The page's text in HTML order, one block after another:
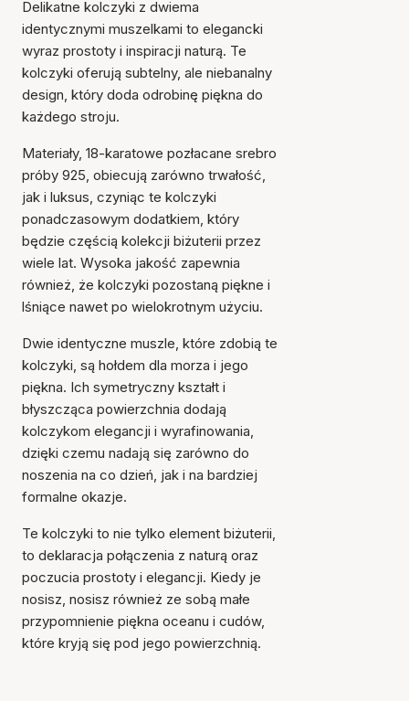
Przedmiot został dodany
do koszyka
Delikatne kolczyki z dwiema
identycznymi muszelkami to elegancki
wyraz prostoty i inspiracji naturą. Te
kolczyki oferują subtelny, ale niebanalny
design, który doda odrobinę piękna do
każdego stroju.
Materiały, 18-karatowe pozłacane srebro
próby 925, obiecują zarówno trwałość,
jak i luksus, czyniąc te kolczyki
ponadczasowym dodatkiem, który
będzie częścią kolekcji biżuterii przez
wiele lat. Wysoka jakość zapewnia
również, że kolczyki pozostaną piękne i
lśniące nawet po wielokrotnym użyciu.
Dwie identyczne muszle, które zdobią te
kolczyki, są hołdem dla morza i jego
piękna. Ich symetryczny kształt i
błyszcząca powierzchnia dodają
kolczykom elegancji i wyrafinowania,
dzięki czemu nadają się zarówno do
noszenia na co dzień, jak i na bardziej
formalne okazje.
Te kolczyki to nie tylko element biżuterii,
to deklaracja połączenia z naturą oraz
poczucia prostoty i elegancji. Kiedy je
nosisz, nosisz również ze sobą małe
przypomnienie piękna oceanu i cudów,
które kryją się pod jego powierzchnią.